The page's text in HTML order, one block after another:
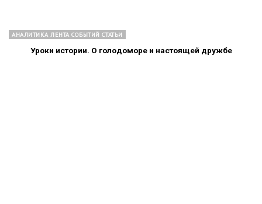
АНАЛИТИКА ЛЕНТА СОБЫТИЙ СТАТЬИ
Уроки истории. О голодоморе и настоящей дружбе